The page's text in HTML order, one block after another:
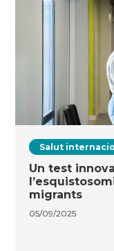
Salut
Un test
migrants
05/09/2025